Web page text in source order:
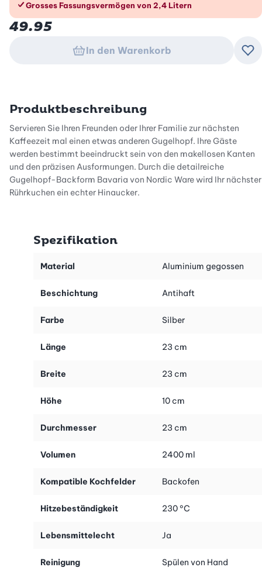
Grosses Fassungsvermögen von 2,4 Litern
49.95
In den Warenkorb
Produktbeschreibung
Servieren Sie Ihren Freunden oder Ihrer Familie zur nächsten
Kaffeezeit mal einen etwas anderen Gugelhopf. Ihre Gäste
werden bestimmt beeindruckt sein von den makellosen Kanten
und den präzisen Ausformungen. Durch die detailreiche
Gugelhopf-Backform Bavaria von Nordic Ware wird Ihr nächster
Rührkuchen ein echter Hingucker.
geeignet. Auch grössere Kuchen lassen sich mit dieser Backform
des hochwertigen Aluminiumgusses sorgt für einen perfekt
feinporige Struktur erhält.
Mit der Premium-Antihaftbeschichtung ist eine gleichmässige
Bräunung garantiert und auch die Konturen bleiben selbst nach
dieser sehr leicht und sauber aus der Form stürzen. Die
schnell. Einfach mit einem weichen Lappen und etwas
ein ansprechendes Unikat. Sie werden erstaunt sein, wie sich
abzeichnen. Mit dieser einzigartigen Backform von Nordic Ware
Spezifikation
Material Aluminium gegossen
Beschichtung Antihaft
Farbe Silber
Länge 23 cm
Breite 23 cm
Höhe 10 cm
Durchmesser 23 cm
Volumen 2400 ml
Kompatible Kochfelder Backofen
Hitzebeständigkeit 230 °C
Lebensmittelecht Ja
Reinigung Spülen von Hand